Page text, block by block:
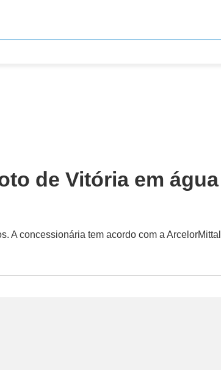
de Vitória em
A concessionária tem acordo com a